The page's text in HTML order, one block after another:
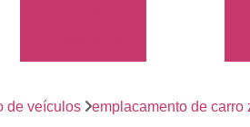
emplacamento
de veículos emplacamento de carro